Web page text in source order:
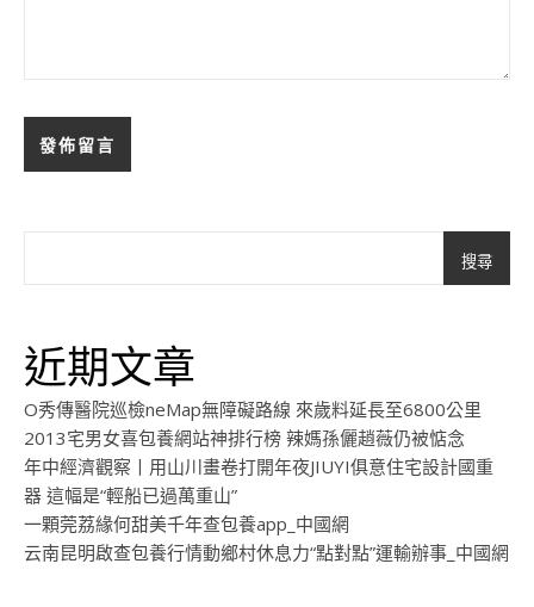
搜尋
近期文章
O秀傳醫院巡檢neMap無障礙路線 來歲料延長至6800公里
2013宅男女喜包養網站神排行榜 辣媽孫儷趙薇仍被惦念
年中經濟觀察丨用山川畫卷打開年夜JIUYI俱意住宅設計國重
器 這幅是“輕船已過萬重山”
一顆莞荔緣何甜美千年查包養app_中國網
云南昆明啟查包養行情動鄉村休息力“點對點”運輸辦事_中國網